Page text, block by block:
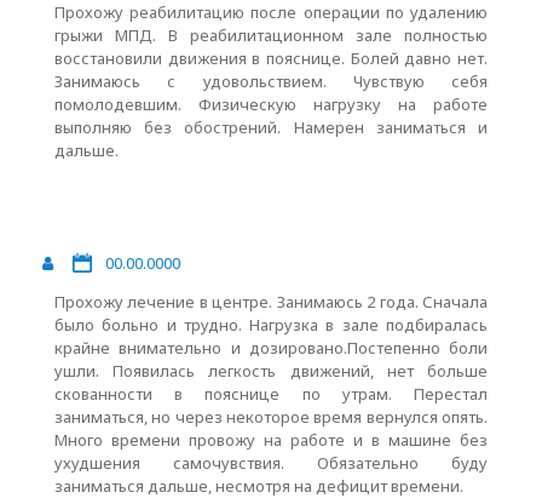
Прохожу реабилитацию после операции по удалению
грыжи МПД. В реабилитационном зале полностью
восстановили движения в пояснице. Болей давно нет.
Занимаюсь с удовольствием. Чувствую себя
помолодевшим. Физическую нагрузку на работе
выполняю без обострений. Намерен заниматься и
дальше.
00.00.0000
Прохожу лечение в центре. Занимаюсь 2 года. Сначала
было больно и трудно. Нагрузка в зале подбиралась
крайне внимательно и дозировано.Постепенно боли
ушли. Появилась легкость движений, нет больше
скованности в пояснице по утрам. Перестал
заниматься, но через некоторое время вернулся опять.
Много времени провожу на работе и в машине без
ухудшения самочувствия. Обязательно буду
заниматься дальше, несмотря на дефицит времени.